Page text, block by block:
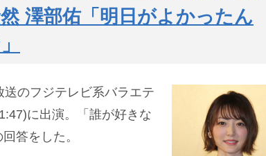
澤部佑「明日がよかったん
送のフジテレビ系バラエテ
に出演。「誰が好きな
答をした。